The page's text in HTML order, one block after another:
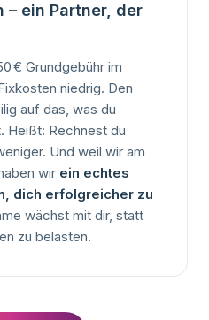
– ein Partner, der
€ Grundgebühr im
niedrig. Den
auf das, was du
Heißt: Rechnest du
Und weil wir am
wir ein echtes
dich erfolgreicher zu
wächst mit dir, statt
zu belasten.